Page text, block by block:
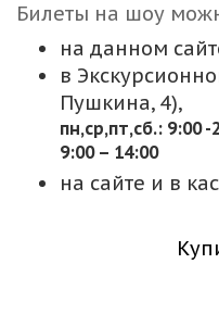
Билеты на шоу
на данном
в
Пушкина, 4),
пн,cр,пт,сб.: 9:00 -
9:00 – 14:00
на сайте и в